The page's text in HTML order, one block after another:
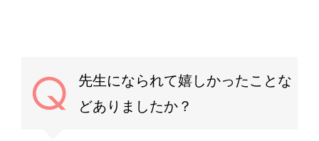
先生になられて嬉しかったことな
どありましたか？